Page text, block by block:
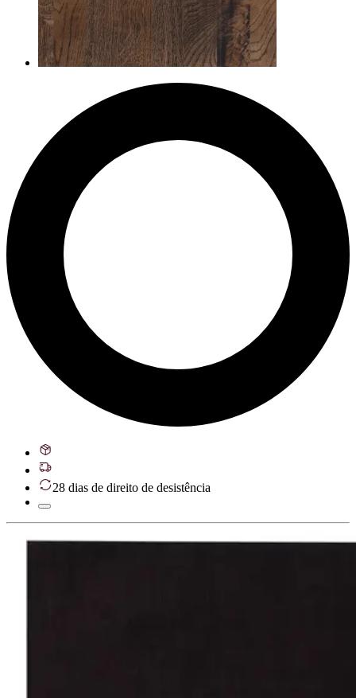
28 dias de direito de desistência